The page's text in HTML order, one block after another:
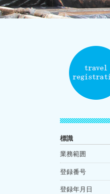
標識
業務範囲
登録番号
登録年月日